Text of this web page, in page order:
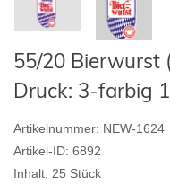
55/20 Bierwurst
Druck: 3-farbig
Artikelnummer: NEW-1624
Artikel-ID: 6892
Inhalt: 25 Stück